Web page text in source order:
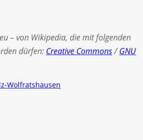
– von Wikipedia, die mit folgenden
dürfen: Creative Commons/GNU
Wolfratshausen